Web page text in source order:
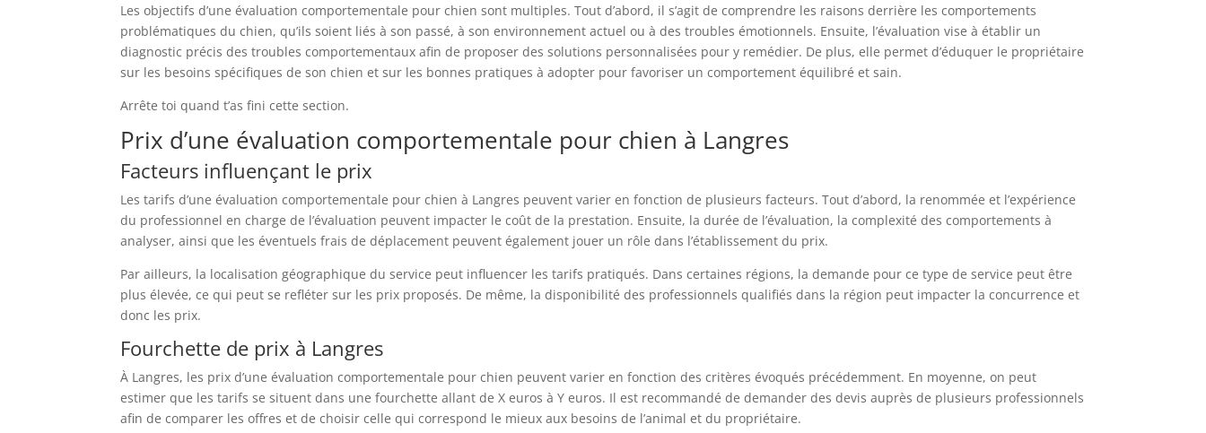
Les objectifs d’une évaluation comportementale pour chien sont multiples. Tout d’abord, il s’agit de comprendre les raisons derrière les comportements
problématiques du chien, qu’ils soient liés à son passé, à son environnement actuel ou à des troubles émotionnels. Ensuite, l’évaluation vise à établir un
diagnostic précis des troubles comportementaux afin de proposer des solutions personnalisées pour y remédier. De plus, elle permet d’éduquer le propriétaire
sur les besoins spécifiques de son chien et sur les bonnes pratiques à adopter pour favoriser un comportement équilibré et sain.
Arrête toi quand t’as fini cette section.
Prix d’une évaluation comportementale pour chien à Langres
Facteurs influençant le prix
Les tarifs d’une évaluation comportementale pour chien à Langres peuvent varier en fonction de plusieurs facteurs. Tout d’abord, la renommée et l’expérience
du professionnel en charge de l’évaluation peuvent impacter le coût de la prestation. Ensuite, la durée de l’évaluation, la complexité des comportements à
analyser, ainsi que les éventuels frais de déplacement peuvent également jouer un rôle dans l’établissement du prix.
Par ailleurs, la localisation géographique du service peut influencer les tarifs pratiqués. Dans certaines régions, la demande pour ce type de service peut être
plus élevée, ce qui peut se refléter sur les prix proposés. De même, la disponibilité des professionnels qualifiés dans la région peut impacter la concurrence et
donc les prix.
Fourchette de prix à Langres
À Langres, les prix d’une évaluation comportementale pour chien peuvent varier en fonction des critères évoqués précédemment. En moyenne, on peut
estimer que les tarifs se situent dans une fourchette allant de X euros à Y euros. Il est recommandé de demander des devis auprès de plusieurs professionnels
afin de comparer les offres et de choisir celle qui correspond le mieux aux besoins de l’animal et du propriétaire.